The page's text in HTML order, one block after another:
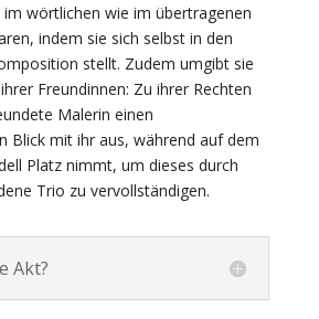
im wörtlichen wie im übertragenen
indem sie sich selbst in den
stellt. Zudem umgibt sie
Freundinnen: Zu ihrer Rechten
Malerin einen
Blick mit ihr aus, während auf dem
Platz nimmt, um dieses durch
Trio zu vervollständigen.
Akt?